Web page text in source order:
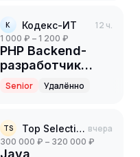
К Кодекс-ИТ 12 ч.
1 000 ₽ – 1 200 ₽
PHP Backend-
разработчик
(Part-time)
Senior Удалённо
TS Top Selection вчера
300 000 ₽ – 320 000 ₽
Java